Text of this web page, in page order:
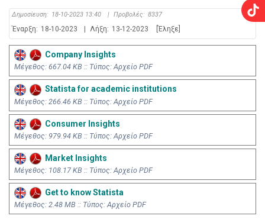
Δημοσίευση: 18-10-2023 13:40 | Προβολές: 8337
Έναρξη: 18-10-2023 Λήξη: 13-12-2023 [Έληξε]
Company Insights
Mέγεθος: 667.04 KB :: Τύπος: Αρχείο PDF
Statista for academic institutions
Mέγεθος: 266.46 KB :: Τύπος: Αρχείο PDF
Consumer Insights
Mέγεθος: 979.94 KB :: Τύπος: Αρχείο PDF
Market Insights
Mέγεθος: 108.17 KB :: Τύπος: Αρχείο PDF
Get to know Statista
Mέγεθος: 2.48 MB :: Τύπος: Αρχείο PDF